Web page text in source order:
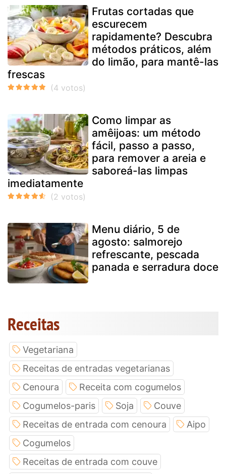
Frutas cortadas que
escurecem
rapidamente? Descubra
métodos práticos, além
do limão, para mantê-las
frescas
Como limpar as
amêijoas: um método
fácil, passo a passo,
para remover a areia e
saboreá-las limpas
imediatamente
Menu diário, 5 de
agosto: salmorejo
refrescante, pescada
panada e serradura doce
Receitas
Vegetariana
Receitas de entradas vegetarianas
Cenoura
Receita com cogumelos
Cogumelos-paris
Soja
Couve
Receitas de entrada com cenoura
Aipo
Cogumelos
Receitas de entrada com couve